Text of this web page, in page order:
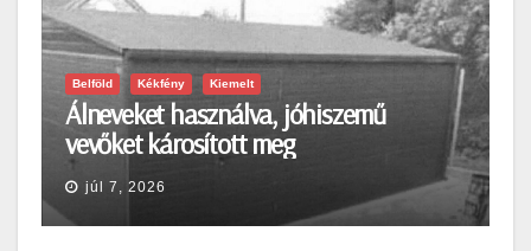
Belföld Kékfény Kiemelt
Álneveket használva, jóhiszemű
vevőket károsított meg
júl 7, 2026